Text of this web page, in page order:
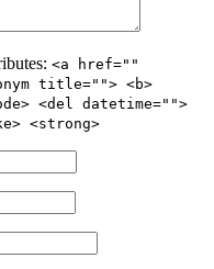
<a href=""
title=""> <b>
<del datetime="">
<strong>